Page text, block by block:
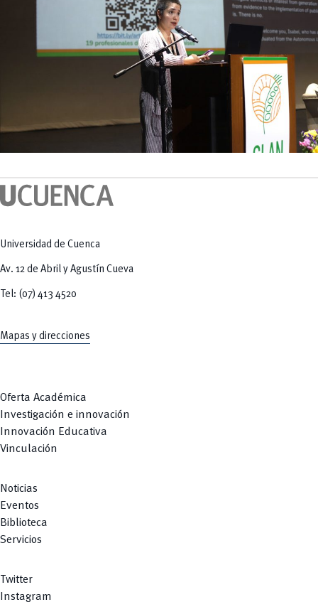
Universidad de Cuenca
Av. 12 de Abril y Agustín Cueva
Tel: (07) 413 4520
Mapas y direcciones
Oferta Académica
Investigación e innovación
Innovación Educativa
Vinculación
Noticias
Eventos
Biblioteca
Servicios
Twitter
Instagram